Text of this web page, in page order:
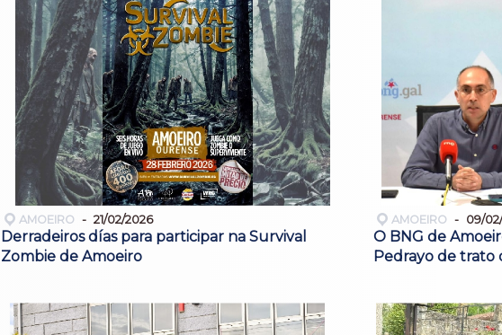
AMOEIRO 21/02/2026
Derradeiros días para participar na Survival
Zombie de Amoeiro
AMOEIRO 09/
O BNG de
Pedrayo de trato